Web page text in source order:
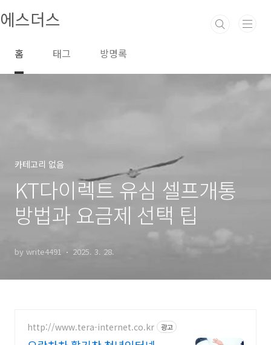
에스더스
홈 태그 방명록
카테고리 없음
KT다이렉트 유심 셀프개통
방법과 요금제 선택 팁
by write4491 2025. 3. 28.
http://www.tera-internet.co.kr 광고